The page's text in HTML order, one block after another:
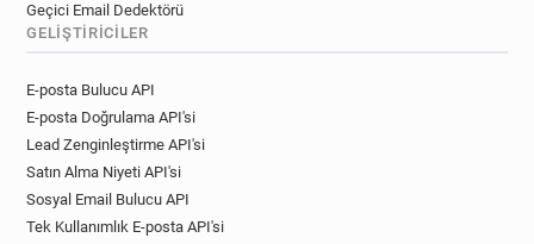
Geçici Email Dedektörü
GELIŞTIRICILER
E-posta Bulucu API
E-posta Doğrulama API'si
Lead Zenginleştirme API'si
Satın Alma Niyeti API'si
Sosyal Email Bulucu API
Tek Kullanımlık E-posta API'si